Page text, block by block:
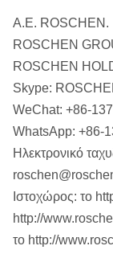
Α.Ε. ROSCHEN.
ROSCHEN
ROSCHEN
Skype:
WeChat: +86-
WhatsApp: +86-
Ηλεκτρονικό
Ιστοχώρος: το
http://
το http://